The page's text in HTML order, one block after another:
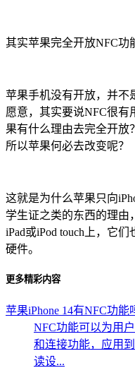
其实苹果完全开放NFC功
苹果手机没有开放，并不
愿意，其实要说NFC很有
果有什么理由去完全开放
所以苹果何必去改变呢？
这就是为什么苹果只向
学生证之类的东西的理由
iPad或iPod touch上，它
硬件。
更多精彩内容
苹果iPhone 14有NFC功能
NFC功能可以为用
和连接功能，应用
读设...